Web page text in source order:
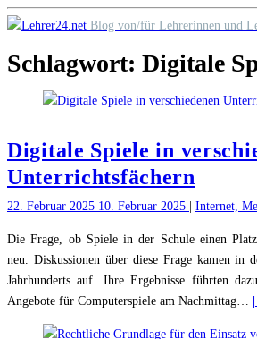
Skip
content
Blog von/für Lehrerinnen und
Schlagwort: Digitale
Digitale Spiele in
Unterrichtsfächern
22. Februar 2025 10. Februar 2025 Internet,
Die Frage, ob Spiele in der Schule einen
neu. Diskussionen über diese Frage kamen in
Jahrhunderts auf. Ihre Ergebnisse führten
Angebote für Computerspiele am Nachmittag…